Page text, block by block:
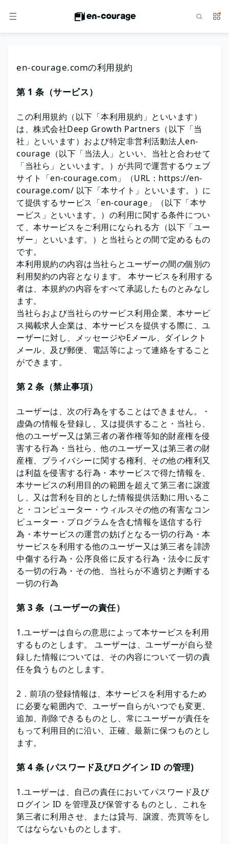
メニュー サ
en-courage.comの利用規約
第 1 条（サービス）
この利用規約（以下「本利用規約」といいます）
は、株式会社Deep Growth Partners（以下「当
社」といいます）および特定非営利活動法人en-
courage（以下「当法人」といい、当社と合わせて
「当社ら」といいます。）が共同で運営するウェブ
サイト「en-courage.com」（URL：https://en-
courage.com/ 以下「本サイト」といいます。）に
て提供するサービス「en-courage」（以下「本サ
ービス」といいます。）の利用に関する条件につい
て、本サービスをご利用になられる方（以下「ユー
ザー」といいます。）と当社らとの間で定めるもの
です。
本利用規約の内容は当社らとユーザーの間の個別の
利用契約の内容となります。 本サービスを利用する
者は、本規約の内容をすべて承認したものとみなし
ます。
当社らおよび当社らのサービス利用企業、本サービ
ス掲載求人企業は、本サービスを提供する際に、ユ
ーザーに対し、メッセージやEメール、ダイレクト
メール、及び郵便、電話等によって連絡をすること
ができます。
第 2 条（禁止事項）
ユーザーは、次の行為をすることはできません。・
虚偽の情報を登録し、又は提供すること・当社ら、
他のユーザー又は第三者の著作権等知的財産権を侵
害する行為・当社ら、他のユーザー又は第三者の財
産権、プライバシーに関する権利、その他の権利又
は利益を侵害する行為・本サービスで得た情報を、
本サービスの利用目的の範囲を超えて第三者に譲渡
し、又は営利を目的とした情報提供活動に用いるこ
と・コンピューター・ウィルスその他の有害なコン
ピューター・プログラムを含む情報を送信する行
為・本サービスの運営の妨げとなる一切の行為・本
サービスを利用する他のユーザー又は第三者を誹謗
中傷する行為・公序良俗に反する行為・法令に反す
る一切の行為・その他、当社らが不適切と判断する
一切の行為
第 3 条（ユーザーの責任）
1.ユーザーは自らの意思によって本サービスを利用
するものとします。 ユーザーは、ユーザーが自ら登
録した情報については、その内容について一切の責
任を負うものとします。
2．前項の登録情報は、本サービスを利用するため
に必要な範囲内で、ユーザー自らがいつでも変更、
追加、削除できるものとし、常にユーザーが責任を
もって利用目的に沿い、正確、最新に保つものとし
ます。
第 4 条 (パスワード及びログイン ID の管理)
1.ユーザーは、自己の責任においてパスワード及び
ログイン ID を管理及び保管するものとし、これを
第三者に利用させ、または貸与、譲渡、売買等をし
てはならないものとします。